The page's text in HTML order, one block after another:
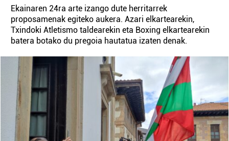
Ekainaren 24ra arte izango dute herritarrek
proposamenak egiteko aukera. Azari elkartearekin,
Txindoki Atletismo taldearekin eta Boxing elkartearekin
batera botako du pregoia hautatua izaten denak.